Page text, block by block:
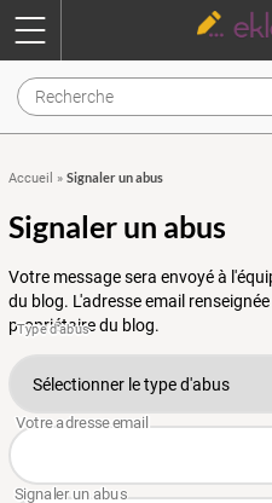
Accueil » Signaler un abus
Signaler un abus
Votre message sera envoyé à
du blog. L'adresse email
propriétaire du blog.